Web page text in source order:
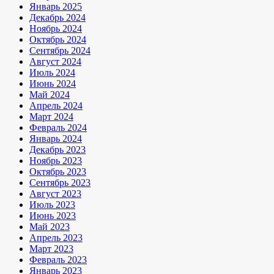
Январь 2025
Декабрь 2024
Ноябрь 2024
Октябрь 2024
Сентябрь 2024
Август 2024
Июль 2024
Июнь 2024
Май 2024
Апрель 2024
Март 2024
Февраль 2024
Январь 2024
Декабрь 2023
Ноябрь 2023
Октябрь 2023
Сентябрь 2023
Август 2023
Июль 2023
Июнь 2023
Май 2023
Апрель 2023
Март 2023
Февраль 2023
Январь 2023